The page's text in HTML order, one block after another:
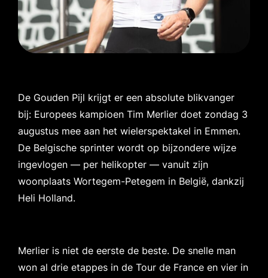
De Gouden Pijl krijgt er een absolute blikvanger
bij: Europees kampioen Tim Merlier doet zondag 3
augustus mee aan het wielerspektakel in Emmen.
De Belgische sprinter wordt op bijzondere wijze
ingevlogen — per helikopter — vanuit zijn
woonplaats Wortegem-Petegem in België, dankzij
Heli Holland.
Merlier is niet de eerste de beste. De snelle man
won al drie etappes in de Tour de France en vier in